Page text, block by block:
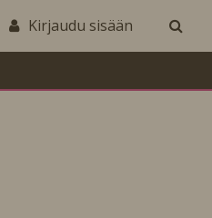
Kirjaudu sisään